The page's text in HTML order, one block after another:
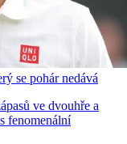
se pohár nedává
ve dvouhře a
fenomenální